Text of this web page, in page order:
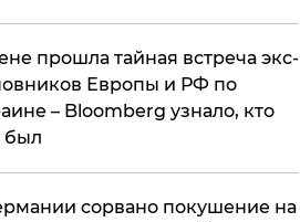
прошла тайная встреча экс-
Европы и РФ по
– Bloomberg узнало, кто
был
сорвано покушение на